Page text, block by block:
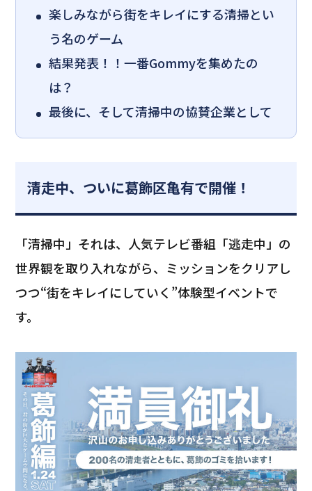
楽しみながら街をキレイにする清掃とい
う名のゲーム
結果発表！！一番Gommyを集めたの
は？
最後に、そして清掃中の協賛企業として
清走中、ついに葛飾区亀有で開催！
「清掃中」それは、人気テレビ番組「逃走中」の
世界観を取り入れながら、ミッションをクリアし
つつ“街をキレイにしていく”体験型イベントで
す。